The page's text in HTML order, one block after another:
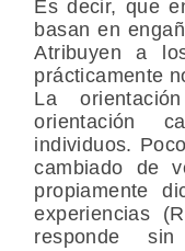
Es decir, que
basan en
Atribuyen a
prácticamente
La
orientación
individuos.
cambiado de
propiamente
experiencias
responde